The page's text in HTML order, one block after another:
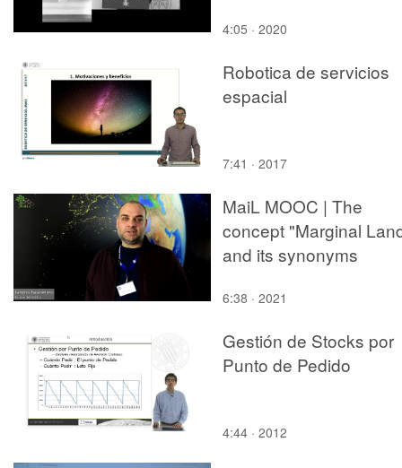
4:05 · 2020
Robotica de servicios
espacial
7:41 · 2017
MaiL MOOC | The
concept "Marginal
and its synonyms
6:38 · 2021
Gestión de Stocks por
Punto de Pedido
4:44 · 2012